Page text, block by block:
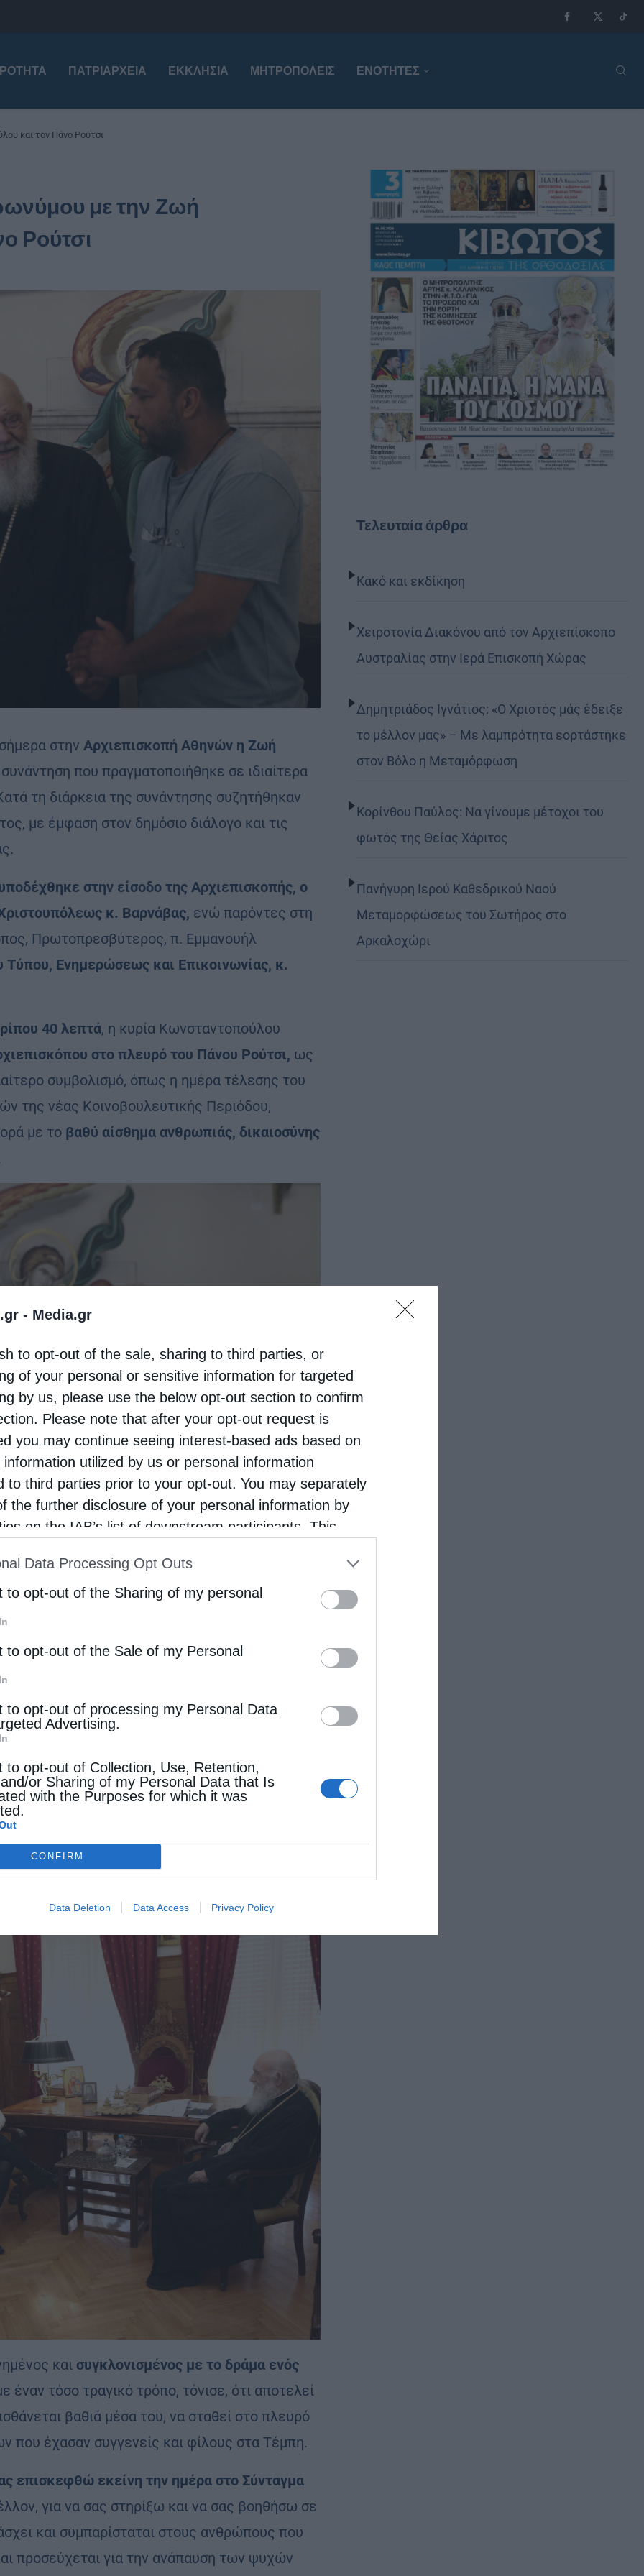
- Media.gr
to opt-out of the sale, sharing to third parties, or
of your personal or sensitive information for targeted
by us, please use the below opt-out section to confirm
Please note that after your opt-out request is
you may continue seeing interest-based ads based on
information utilized by us or personal information
to third parties prior to your opt-out. You may separately
the further disclosure of your personal information by
on the IAB’s list of downstream participants. This
of Downstream Participantsthat may further disclose it to
parties.
Data Processing Opt Outs
to opt-out of the Sharing of my personal
to opt-out of the Sale of my Personal
to opt-out of processing my Personal Data
Advertising.
to opt-out of Collection, Use, Retention,
or Sharing of my Personal Data that Is
with the Purposes for which it was
CONFIRM
Data Deletion Data Access Privacy Policy
ΠΑΤΡΙΑΡΧΕΊΑ ΕΚΚΛΗΣΊΑ ΜΗΤΡΟΠΌΛΕΙΣ ΕΝΟΤΗΤΕΣ
και τον Πάνο Ρούτσι
με την Ζωή
Ρούτσι
στην Αρχιεπισκοπή Αθηνών η Ζωή
που πραγματοποιήθηκε σε ιδιαίτερα
τη διάρκεια της συνάντησης συζητήθηκαν
με έμφαση στον δημόσιο διάλογο και τις
στην είσοδο της Αρχιεπισκοπής, ο
κ. Βαρνάβας, ενώ παρόντες στη
Πρωτοπρεσβύτερος, π. Εμμανουήλ
Τύπου, Ενημερώσεως και Επικοινωνίας, κ.
40 λεπτά, η κυρία Κωνσταντοπούλου
στο πλευρό του Πάνου Ρούτσι, ως
συμβολισμό, όπως η ημέρα τέλεσης του
της νέας Κοινοβουλευτικής Περιόδου,
με το βαθύ αίσθημα ανθρωπιάς, δικαιοσύνης
την ελληνική κοινωνία και βάλσαμο στην
κάθε ημέρα», τόνισε η κυρία
από όλα και από όλους τον άνθρωποκαι ο
και συμπαράστασή σας και την αγάπη σας».
αποτελεί έμπνευση , ιδιαίτερα για
της δικαιοσύνης, όπως επιθυμούν
και του φωτός».
σήμερα, σε μια ημέρα ιδιαίτερα θυελλώδη»
και συγκλονισμένος με το δράμα ενός
έναν τόσο τραγικό τρόπο, τόνισε, ότι αποτελεί
βαθιά μέσα του, να σταθεί στο πλευρό
έχασαν συγγενείς και φίλους στα Τέμπη.
επισκεφθώ εκείνη την ημέρα στο Σύνταγμα
για να σας στηρίξω και να σας βοηθήσω σε
και συμπαρίσταται στους ανθρώπους που
προσεύχεται για την ανάπαυση των ψυχών
Τελευταία άρθρα
Κακό και εκδίκηση
Χειροτονία Διακόνου από τον Αρχιεπίσκοπο
Αυστραλίας στην Ιερά Επισκοπή Χώρας
Δημητριάδος Ιγνάτιος: «Ο Χριστός μάς έδειξε
το μέλλον μας» – Με λαμπρότητα εορτάστηκε
στον Βόλο η Μεταμόρφωση
Κορίνθου Παύλος: Να γίνουμε μέτοχοι του
φωτός της Θείας Χάριτος
Πανήγυρη Ιερού Καθεδρικού Ναού
Μεταμορφώσεως του Σωτήρος στο
Αρκαλοχώρι